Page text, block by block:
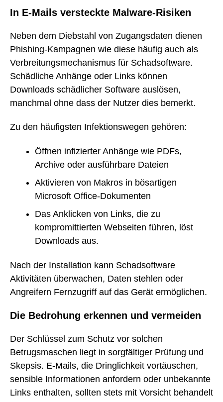
In E-Mails versteckte Malware-Risiken
Neben dem Diebstahl von Zugangsdaten dienen
Phishing-Kampagnen wie diese häufig auch als
Verbreitungsmechanismus für Schadsoftware.
Schädliche Anhänge oder Links können
Downloads schädlicher Software auslösen,
manchmal ohne dass der Nutzer dies bemerkt.
Zu den häufigsten Infektionswegen gehören:
Öffnen infizierter Anhänge wie PDFs,
Archive oder ausführbare Dateien
Aktivieren von Makros in bösartigen
Microsoft Office-Dokumenten
Das Anklicken von Links, die zu
kompromittierten Webseiten führen, löst
Downloads aus.
Nach der Installation kann Schadsoftware
Aktivitäten überwachen, Daten stehlen oder
Angreifern Fernzugriff auf das Gerät ermöglichen.
Die Bedrohung erkennen und vermeiden
Der Schlüssel zum Schutz vor solchen
Betrugsmaschen liegt in sorgfältiger Prüfung und
Skepsis. E-Mails, die Dringlichkeit vortäuschen,
sensible Informationen anfordern oder unbekannte
Links enthalten, sollten stets mit Vorsicht behandelt